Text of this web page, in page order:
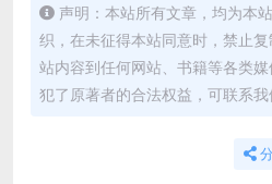
声明：本站所有文章，均为本
织，在未征得本站同意时，禁止
站内容到任何网站、书籍等各类
犯了原著者的合法权益，可联系我